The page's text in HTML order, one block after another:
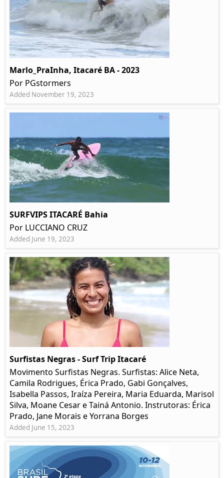
Marlo_PraInha, Itacaré BA - 2023
Por PGstormers
Added November 19, 2023
SURFVIPS ITACARÉ Bahia
Por LUCCIANO CRUZ
Added June 19, 2023
Surfistas Negras - Surf Trip Itacaré
Movimento Surfistas Negras. Surfistas: Alice Neta,
Camila Rodrigues, Érica Prado, Gabi Gonçalves,
Isabella Passos, Iraíza Pereira, Maria Eduarda, Marisol
Silva, Moane Cesar e Tainá Antonio. Instrutoras: Érica
Prado, Jane Morais e Yorrana Borges
Added June 15, 2023